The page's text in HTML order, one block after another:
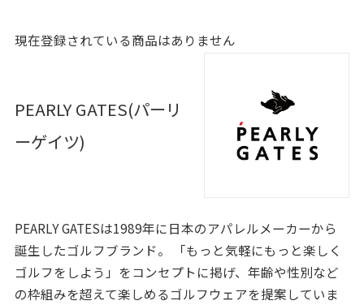
現在登録されている商品はありません
PEARLY GATES(パーリ
ーゲイツ)
PEARLY GATESは1989年に日本のアパレルメーカーから
誕生したゴルフブランド。 「もっと気軽にもっと楽しく
ゴルフをしよう」をコンセプトに掲げ、年齢や性別など
の枠組みを超えて楽しめるゴルフウェアを提案していま